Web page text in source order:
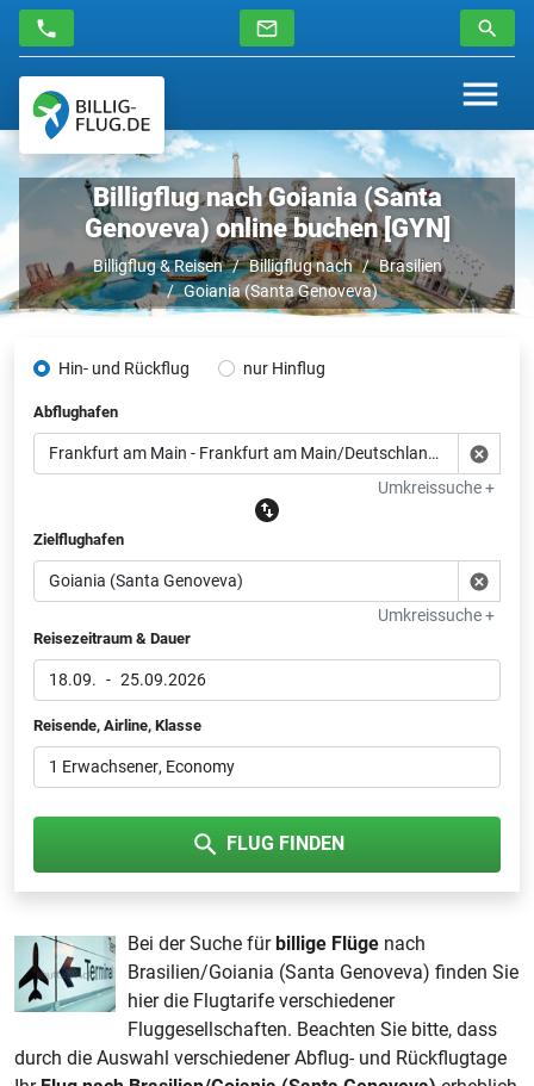
Billigflug nach Goiania (Santa
Genoveva) online buchen [GYN]
Billigflug & Reisen Billigflug nach
Brasilien
Goiania (Santa Genoveva)
Hin- und Rückflug nur Hinflug
Abflughafen
Umkreissuche +
Zielflughafen
Umkreissuche +
Reisezeitraum & Dauer
18.09. - 25.09.2026
Reisende, Airline, Klasse
1 Erwachsener, Economy
FLUG FINDEN
Bei der Suche fürbillige Flüge nach
Brasilien/Goiania (Santa Genoveva) finden Sie
hier die Flugtarife verschiedener
Fluggesellschaften. Beachten Sie bitte, dass
durch die Auswahl verschiedener Abflug- und Rückflugtage